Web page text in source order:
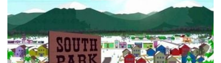
kwietniu 2013 roku.